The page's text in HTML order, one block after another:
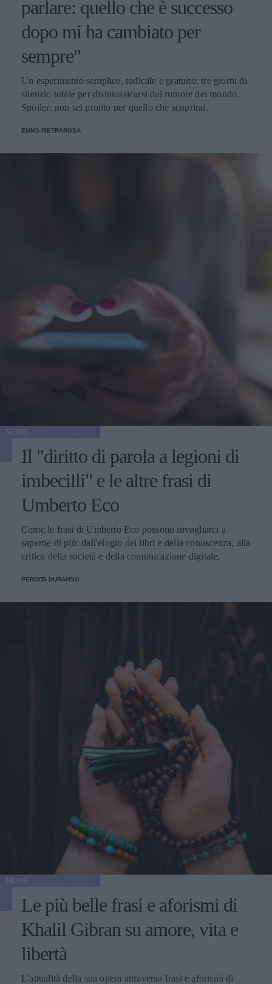
parlare: quello che è successo
dopo mi ha cambiato per
sempre"
Un esperimento semplice, radicale e gratuito: tre giorni di
silenzio totale per disintossicarsi dal rumore del mondo.
Spoiler: non sei pronto per quello che scoprirai.
EMMA PIETRAROSA
Il "diritto di parola a legioni di
imbecilli" e le altre frasi di
Umberto Eco
Come le frasi di Umberto Eco possono invogliarci a
saperne di più: dall'elogio dei libri e della conoscenza, alla
critica della società e della comunicazione digitale.
PERDITA DURANGO
Le più belle frasi e aforismi di
Khalil Gibran su amore, vita e
libertà
L'attualità della sua opera attraverso frasi e aforismi di